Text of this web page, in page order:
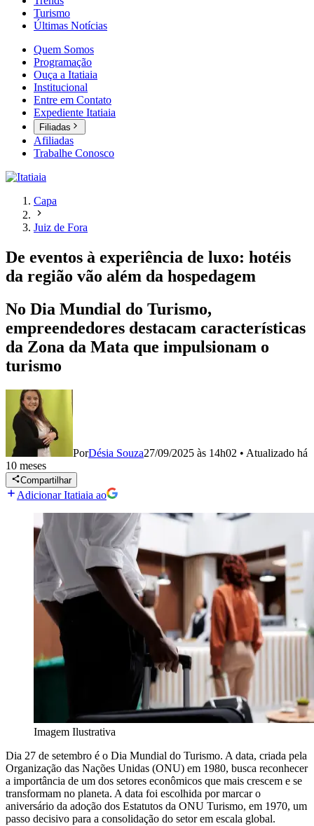
Turismo
Últimas Notícias
Quem Somos
Programação
Ouça a Itatiaia
Institucional
Entre em Contato
Expediente Itatiaia
Filiadas
Afiliadas
Trabalhe Conosco
Capa
Juiz de Fora
De eventos à experiência de luxo: hotéis
da região vão além da hospedagem
No Dia Mundial do Turismo,
empreendedores destacam características
da Zona da Mata que impulsionam o
turismo
PorDésia Souza27/09/2025 às 14h02 • Atualizado há
10 meses
Compartilhar
Adicionar Itatiaia ao
Imagem Ilustrativa
Dia 27 de setembro é o Dia Mundial do Turismo. A data, criada pela
Organização das Nações Unidas (ONU) em 1980, busca reconhecer
a importância de um dos setores econômicos que mais crescem e se
transformam no planeta. A data foi escolhida por marcar o
aniversário da adoção dos Estatutos da ONU Turismo, em 1970, um
passo decisivo para a consolidação do setor em escala global.